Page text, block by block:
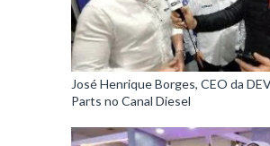
José Henrique Borges, CEO da
Parts no Canal Diesel